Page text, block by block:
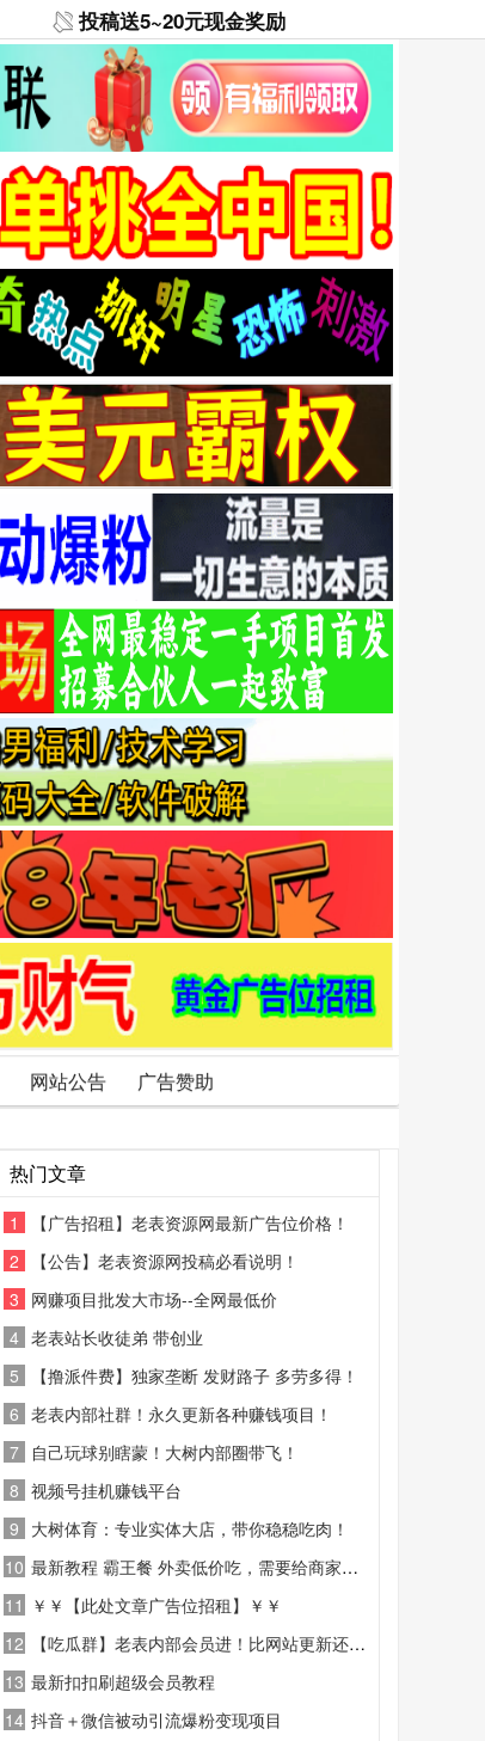
投稿送5~20元现金奖励
网站公告 广告赞助
热门文章
1
【广告招租】老表资源网最新广告位价格！
2
【公告】老表资源网投稿必看说明！
3 网赚项目批发大市场--全网最低价
4 老表站长收徒弟 带创业
5
【撸派件费】独家垄断 发财路子 多劳多得！
6 老表内部社群！永久更新各种赚钱项目！
7 自己玩球别瞎蒙！大树内部圈带飞！
8 视频号挂机赚钱平台
9 大树体育：专业实体大店，带你稳稳吃肉！
10 最新教程 霸王餐 外卖低价吃，需要给商家好评
11 ￥￥【此处文章广告位招租】￥￥
12
【吃瓜群】老表内部会员进！比网站更新还精彩！
13 最新扣扣刷超级会员教程
14 抖音＋微信被动引流爆粉变现项目